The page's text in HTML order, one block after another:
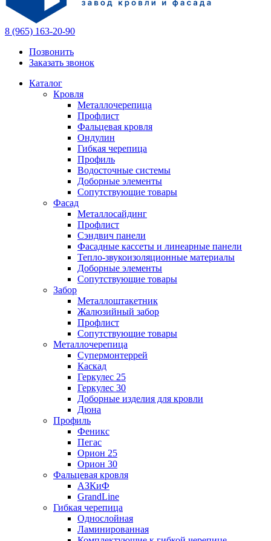
8 (965) 163-20-90
Позвонить
Заказать звонок
Каталог
Кровля
Металлочерепица
Профлист
Фальцевая кровля
Ондулин
Гибкая черепица
Профиль
Водосточные системы
Доборные элементы
Сопутствующие товары
Фасад
Металлосайдинг
Профлист
Сэндвич панели
Фасадные кассеты и линеарные панели
Тепло-звукоизоляционные материалы
Доборные элементы
Сопутствующие товары
Забор
Металлоштакетник
Жалюзийный забор
Профлист
Сопутствующие товары
Металлочерепица
Супермонтеррей
Каскад
Геркулес 25
Геркулес 30
Доборные изделия для кровли
Дюна
Профиль
Феникс
Пегас
Орион 25
Орион 30
Фальцевая кровля
АЗКиФ
GrandLine
Гибкая черепица
Однослойная
Ламинированная